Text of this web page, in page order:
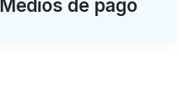
Medios de pago